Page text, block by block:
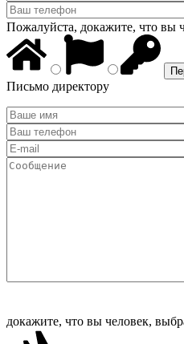
Пожалуйста, докажите, что вы
Письмо директору
докажите, что вы человек,